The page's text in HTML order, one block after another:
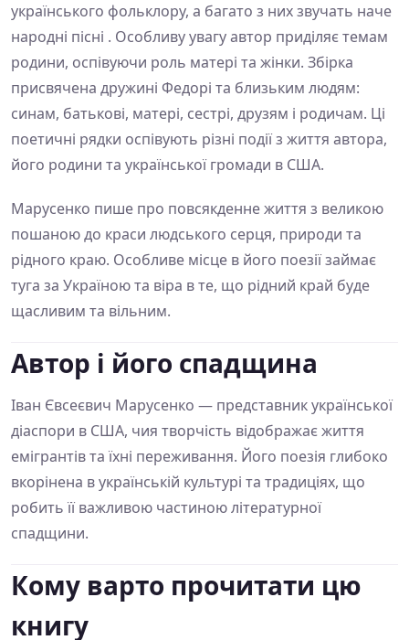
українського фольклору, а багато з них звучать наче
народні пісні . Особливу увагу автор приділяє темам
родини, оспівуючи роль матері та жінки. Збірка
присвячена дружині Федорі та близьким людям:
синам, батькові, матері, сестрі, друзям і родичам. Ці
поетичні рядки оспівують різні події з життя автора,
його родини та української громади в США.
Марусенко пише про повсякденне життя з великою
пошаною до краси людського серця, природи та
рідного краю. Особливе місце в його поезії займає
туга за Україною та віра в те, що рідний край буде
щасливим та вільним.
Автор і його спадщина
Іван Євсеєвич Марусенко — представник української
діаспори в США, чия творчість відображає життя
емігрантів та їхні переживання. Його поезія глибоко
вкорінена в українській культурі та традиціях, що
робить її важливою частиною літературної
спадщини.
Кому варто прочитати цю
книгу